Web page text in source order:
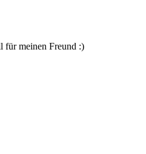
für meinen Freund :)